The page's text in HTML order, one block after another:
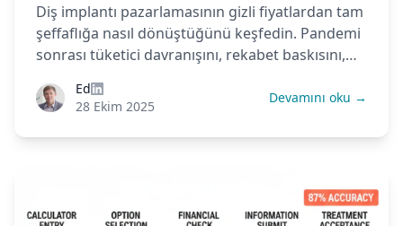
Diş implantı pazarlamasının gizli fiyatlardan tam
şeffaflığa nasıl dönüştüğünü keşfedin. Pandemi
sonrası tüketici davranışını, rekabet baskısını,
kliniğiniz için ne anlama geldiğini öğrenin.
Ed
28 Ekim 2025
Devamını oku →